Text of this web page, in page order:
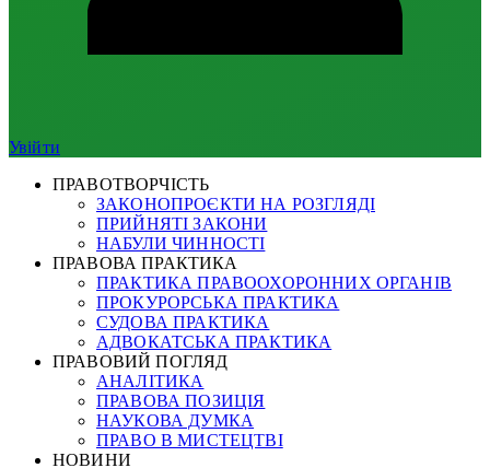
Увійти
ПРАВОТВОРЧІСТЬ
ЗАКОНОПРОЄКТИ НА РОЗГЛЯДІ
ПРИЙНЯТІ ЗАКОНИ
НАБУЛИ ЧИННОСТІ
ПРАВОВА ПРАКТИКА
ПРАКТИКА ПРАВООХОРОННИХ ОРГАНІВ
ПРОКУРОРСЬКА ПРАКТИКА
СУДОВА ПРАКТИКА
АДВОКАТСЬКА ПРАКТИКА
ПРАВОВИЙ ПОГЛЯД
АНАЛІТИКА
ПРАВОВА ПОЗИЦІЯ
НАУКОВА ДУМКА
ПРАВО В МИСТЕЦТВІ
НОВИНИ